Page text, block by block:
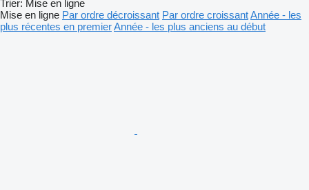
Trier: Mise en ligne
Mise en ligne Par ordre décroissant Par ordre croissantAnnée - les
plus récentes en premierAnnée - les plus anciens au début